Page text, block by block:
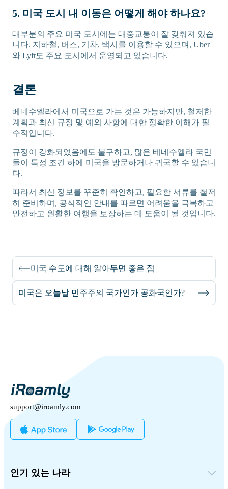
5. 미국 도시 내 이동은 어떻게 해야 하나요?
대부분의 주요 미국 도시에는 대중교통이 잘 갖춰져 있습
니다. 지하철, 버스, 기차, 택시를 이용할 수 있으며, Uber
와 Lyft도 주요 도시에서 운영되고 있습니다.
결론
베네수엘라에서 미국으로 가는 것은 가능하지만, 철저한
계획과 최신 규정 및 예외 사항에 대한 정확한 이해가 필
수적입니다.
규정이 강화되었음에도 불구하고, 많은 베네수엘라 국민
들이 특정 조건 하에 미국을 방문하거나 귀국할 수 있습니
다.
따라서 최신 정보를 꾸준히 확인하고, 필요한 서류를 철저
히 준비하며, 공식적인 안내를 따르면 어려움을 극복하고
안전하고 원활한 여행을 보장하는 데 도움이 될 것입니다.
미국 수도에 대해 알아두면 좋은 점
미국은 오늘날 민주주의 국가인가 공화국인가?
support@iroamly.com
인기 있는 나라
미국